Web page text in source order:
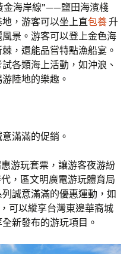
金海岸線”——鹽田海濱棧
，游客可以坐上直包養升
景。游客可以登上金色海
，還能品嘗特點漁船宴。
各類海上活動，如沖浪、
陸地的樂趣。
滿滿的促銷。
游玩套票，讓游客夜游紛
，區文明廣電游玩體育局
誠意滿滿的優惠運動，如
可以縱享台灣東邊華裔城
新發布的游玩項目。